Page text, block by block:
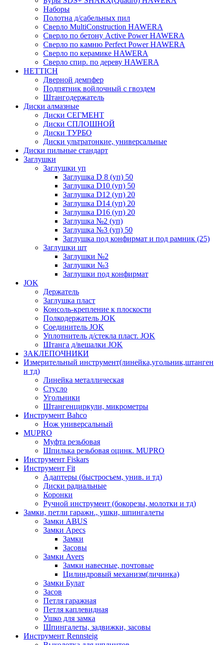
Наборы
Полотна д/сабельных пил
Сверло MultiConstruction HAWERA
Сверло по бетону Active Power HAWERA
Сверло по камню Perfect Power HAWERA
Сверло по керамике HAWERA
Сверло спир. по дереву HAWERA
HETTICH
Дверной демпфер
Подпятник войлочный с гвоздем
Штангодержатель
Диски алмазные
Диски СЕГМЕНТ
Диски СПЛОШНОЙ
Диски ТУРБО
Диски ультратонкие, универсальные
Диски пильные стандарт
Заглушки
Заглушки уп
Заглушка D 8 (уп) 50
Заглушка D10 (уп) 50
Заглушка D12 (уп) 20
Заглушка D14 (уп) 20
Заглушка D16 (уп) 20
Заглушка №2 (уп)
Заглушка №3 (уп) 50
Заглушка под конфирмат и под рамник (25)
Заглушки шт
Заглушки №2
Заглушки №3
Заглушки под конфирмат
JOK
Держатель
Заглушка пласт
Консоль-крепление к плоскости
Полкодержатель JOK
Соединитель JOK
Уплотнитель д/стекла пласт. JOK
Штанга д/вешалки JOK
ЗАКЛЕПОЧНИКИ
Измерительный инструмент(линейка,угольник,штанген
и тд)
Линейка металлическая
Стусло
Угольники
Штангенциркули, микрометры
Инструмент Bahco
Нож универсальный
MUPRO
Муфта резьбовая
Шпилька резьбовая оцинк. MUPRO
Инструмент Fiskars
Инструмент Fit
Адаптеры (быстросъем, унив. и тд)
Диски радиальные
Коронки
Ручной инструмент (бокорезы, молотки и тд)
Замки, петли гаражн., ушки, шпингалеты
Замки ABUS
Замки Apecs
Замки
Засовы
Замки Avers
Замки навесные, почтовые
Цилиндровый механизм(личинка)
Замки Булат
Засов
Петля гаражная
Петля каплевидная
Ушко для замка
Шпингалеты, задвижки, засовы
Инструмент Rennsteig